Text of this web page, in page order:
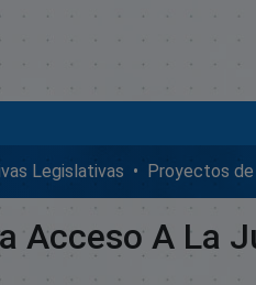
Legislativas Proyectos
Acceso A La